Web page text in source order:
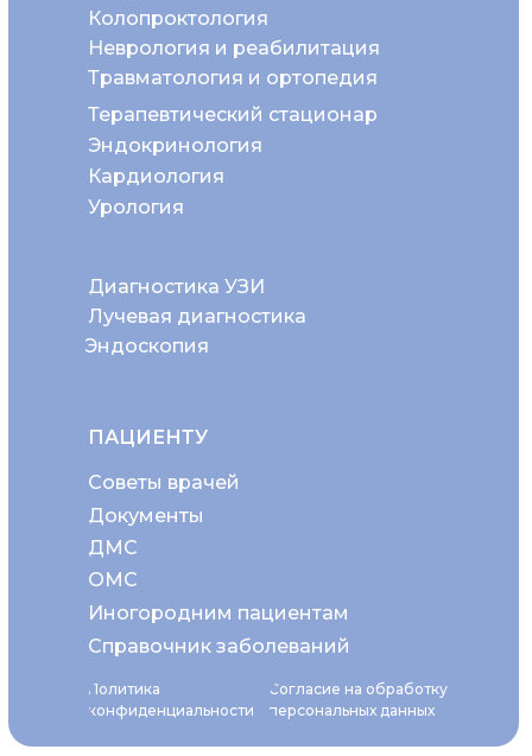
Политика
конфиденциальности
Согласие на обработку
персональных данных
Неврология и реабилитация
Колопроктология
Диагностика УЗИ
Эндоскопия
Травматология и ортопедия
Эндокринология
Терапевтический стационар
Кардиология
Урология
Лучевая диагностика
ПАЦИЕНТУ
Советы врачей
ОМС
Документы
ДМС
Иногородним пациентам
Справочник заболеваний